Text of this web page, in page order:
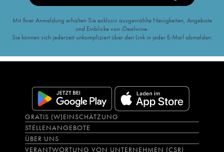
Mit Ihrer Anmeldung erhalten Sie exklusiv ausgewählte Neuigkeiten, Angebote
und Einblicke von iDealwine.
Sie können sich jederzeit unkompliziert über den Link in jeder E-Mail abmelden.
GRATIS (W)EINSCHÄTZUNG
STELLENANGEBOTE
ÜBER UNS
VERANTWORTUNG VON UNTERNEHMEN (CSR)